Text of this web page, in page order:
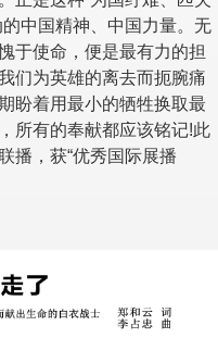
中国精神、中国力量。无
于使命，便是最有力的担
们为英雄的离去而扼腕痛
盼着用最小的牺牲换取最
所有的奉献都应该铭记!此
播，获“优秀国际展播